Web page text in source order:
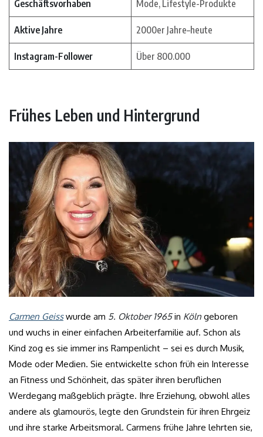
Geschäftsvorhaben Mode, Lifestyle-Produkte
Aktive Jahre 2000er Jahre–heute
Instagram-Follower Über 800.000
Frühes Leben und Hintergrund
Carmen Geisswurde am 5. Oktober 1965in Köln geboren
und wuchs in einer einfachen Arbeiterfamilie auf. Schon als
Kind zog es sie immer ins Rampenlicht – sei es durch Musik,
Mode oder Medien. Sie entwickelte schon früh ein Interesse
an Fitness und Schönheit, das später ihren beruflichen
Werdegang maßgeblich prägte. Ihre Erziehung, obwohl alles
andere als glamourös, legte den Grundstein für ihren Ehrgeiz
und ihre starke Arbeitsmoral. Carmens frühe Jahre lehrten sie,